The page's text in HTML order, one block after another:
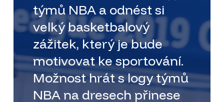
týmů NBA a odnést si
velký basketbalový
zážitek, který je bude
motivovat ke sportování.
Možnost hrát s logy týmů
NBA na dresech přinese